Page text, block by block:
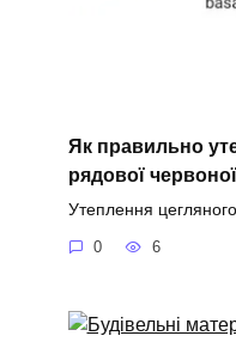
Як правильно
рядової
Утеплення
0 6